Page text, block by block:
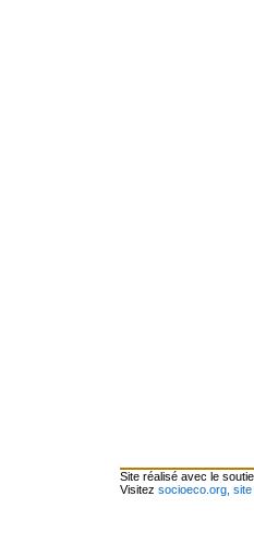
Site réalisé avec le
Visitez socioeco.org, site